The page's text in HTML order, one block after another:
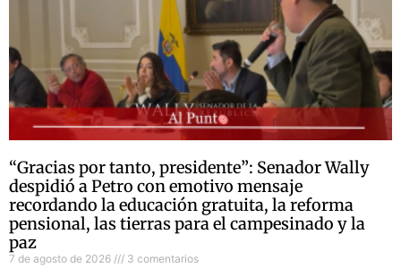
“Gracias por tanto, presidente”: Senador Wally
despidió a Petro con emotivo mensaje
recordando la educación gratuita, la reforma
pensional, las tierras para el campesinado y la
paz
7 de agosto de 2026 3 comentarios